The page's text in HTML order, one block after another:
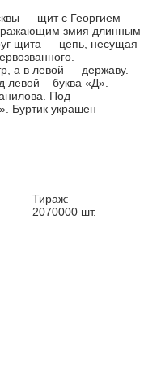
— щит с Георгием
змия длинным
щита — цепь, несущая
а в левой — державу.
левой – буква «Д».
Под
Буртик украшен
Тираж:
2070000 шт.